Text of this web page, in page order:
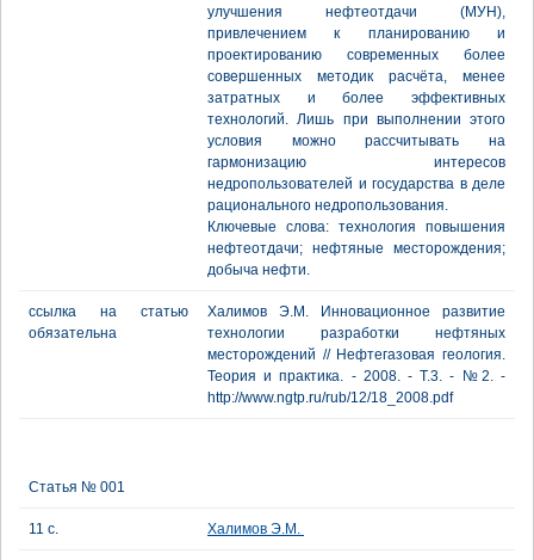
улучшения нефтеотдачи (МУН),
привлечением к планированию и
проектированию современных более
совершенных методик расчёта, менее
затратных и более эффективных
технологий. Лишь при выполнении этого
условия можно рассчитывать на
гармонизацию интересов
недропользователей и государства в деле
рационального недропользования.
Ключевые слова: технология повышения
нефтеотдачи; нефтяные месторождения;
добыча нефти.
ссылка на статью
обязательна
Халимов Э.М. Инновационное развитие
технологии разработки нефтяных
месторождений // Нефтегазовая геология.
Теория и практика. - 2008. - Т.3. - №2. -
http://www.ngtp.ru/rub/12/18_2008.pdf
Статья № 001
11 с. Халимов Э.М.